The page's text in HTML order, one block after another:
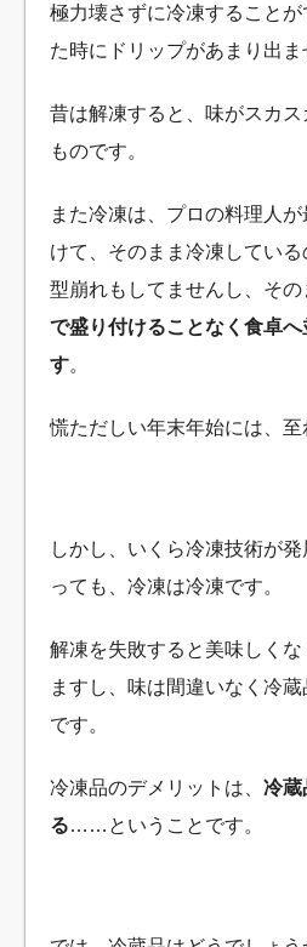
極力壊さずに冷凍すること
た時にドリップがあまり出ま
昔は解凍すると、味がスカ
ものです。
また冷凍は、プロの料理人
けて、そのまま冷凍してい
型崩れもしてませんし、その
で盛り付けることなく食卓
す。
慌ただしい年末年始には、至
しかし、いくら冷凍技術が
っても、冷凍は冷凍です。
解凍を失敗すると美味しくな
ますし、味は間違いなく冷
です。
冷凍品のデメリットは、 冷蔵
る……ということです。